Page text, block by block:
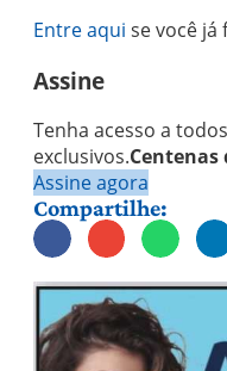
Entre aqui se você
Assine
Tenha acesso a
exclusivos.Centenas
Assine agora
Compartilhe: